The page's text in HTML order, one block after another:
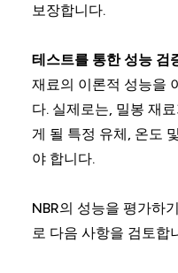
보장합니다.
테스트를 통한 성능 검
재료의 이론적 성능을
다. 실제로는, 밀봉 재
게 될 특정 유체, 온도
야 합니다.
NBR의 성능을 평가하
로 다음 사항을 검토합